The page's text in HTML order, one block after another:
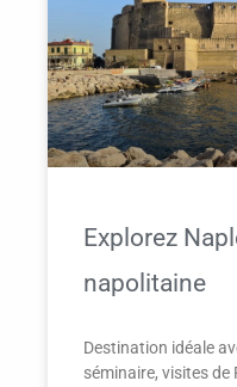
Explorez
napolitaine
Destination idéale
séminaire, visites de